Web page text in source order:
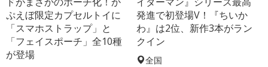
ぷえぼ限定カプセルトイに
「スマホストラップ」と
「フェイスポーチ」全10種
が登場
発進で初登場V！『ちいか
わ』は2位、新作3本がラン
クイン
全国